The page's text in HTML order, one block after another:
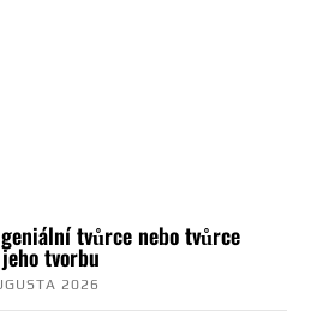
tvůrce nebo tvůrce
tvorbu
2026